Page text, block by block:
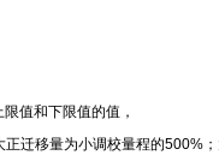
值和下限值的值，
迁移量为小调校量程的500%